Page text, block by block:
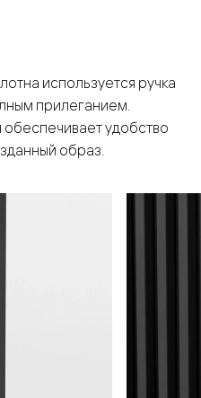
используется ручка
прилеганием.
удобство
образ.